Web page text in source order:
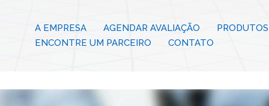
A EMPRESA AGENDAR AVALIAÇÃO
ENCONTRE UM PARCEIRO
CONTATO